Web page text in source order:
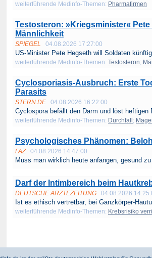
weiterführende Medinfo-Themen: Pharmafirmen
Testosteron: »Kriegsminister«
Männlichkeit
SPIEGEL 04.08.2026 17:27:00
US-Minister Pete Hegseth will Soldaten
weiterführende Medinfo-Themen: Testosteron;
Cyclosporiasis-Ausbruch: Erste
Parasits
STERN.DE 04.08.2026 16:22:00
Cyclospora befällt den Darm und löst heftigen
weiterführende Medinfo-Themen: Durchfall ;
Psychologisches Phänomen:
FAZ 04.08.2026 14:47:00
Muss man wirklich heute anfangen, gesund
Darf der Intimbereich beim
DEUTSCHE ÄRZTEZEITUNG 04.08.2026
Ist es ethisch vertretbar, bei Ganzkörper-
weiterführende Medinfo-Themen: Krebsrisiko